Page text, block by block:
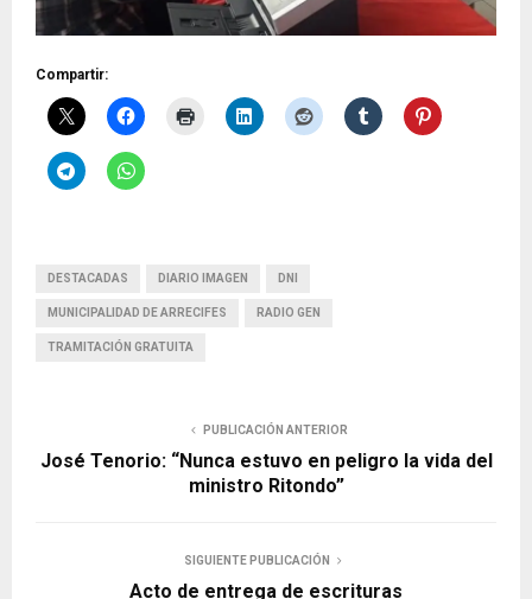
Compartir:
DESTACADAS DIARIO IMAGEN DNI
MUNICIPALIDAD DE ARRECIFES RADIO GEN
TRAMITACIÓN GRATUITA
PUBLICACIÓN ANTERIOR
José Tenorio: “Nunca estuvo en peligro la vida del
ministro Ritondo”
SIGUIENTE PUBLICACIÓN
Acto de entrega de escrituras